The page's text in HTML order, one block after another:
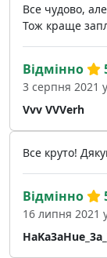
Все чудово,
Тож краще
Vvv VVVerh
Відмінно
3 серпня 2021
Все круто!
Відмінно
16 липня 2021